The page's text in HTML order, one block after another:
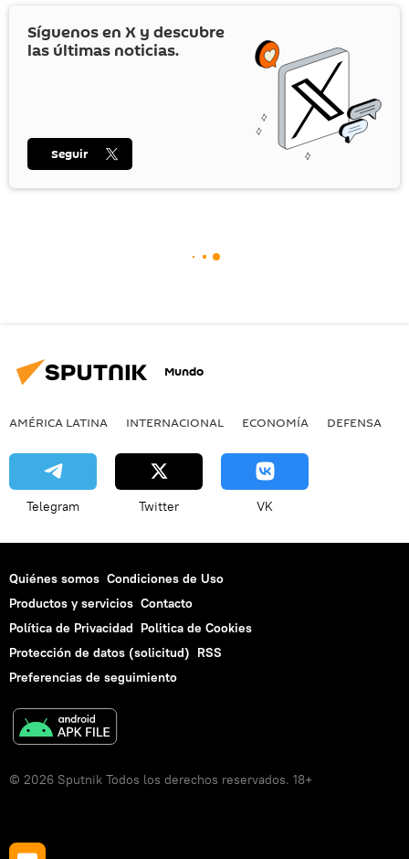
Síguenos en X y descubre
las últimas noticias.
Seguir
Mundo
AMÉRICA LATINA INTERNACIONAL ECONOMÍA DEFENSA
Telegram Twitter VK
Quiénes somos Condiciones de Uso
Productos y servicios Contacto
Política de Privacidad Politica de Cookies
Protección de datos (solicitud) RSS
Preferencias de seguimiento
© 2026 Sputnik Todos los derechos reservados. 18+